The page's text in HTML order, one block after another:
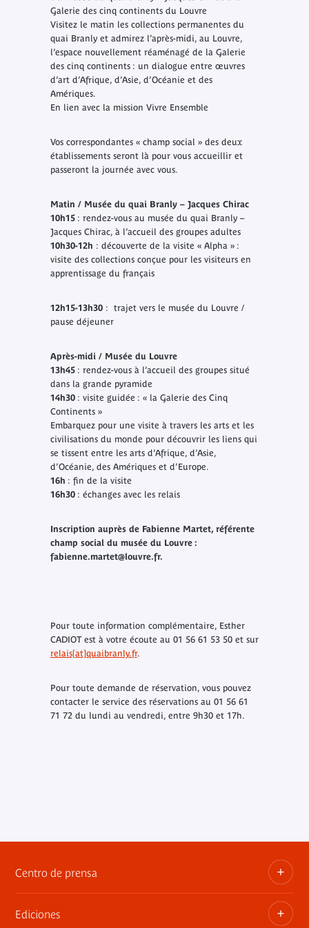
Galerie des cinq continents du Louvre
Visitez le matin les collections permanentes du
quai Branly et admirez l’après-midi, au Louvre,
l’espace nouvellement réaménagé de la Galerie
des cinq continents : un dialogue entre œuvres
d’art d’Afrique, d’Asie, d’Océanie et des
Amériques.
En lien avec la mission Vivre Ensemble
Vos correspondantes « champ social » des deux
établissements seront là pour vous accueillir et
passeront la journée avec vous.
Matin / Musée du quai Branly – Jacques Chirac
10h15: rendez-vous au musée du quai Branly –
Jacques Chirac, à l’accueil des groupes adultes
10h30-12h : découverte de la visite « Alpha » :
visite des collections conçue pour les visiteurs en
apprentissage du français
12h15-13h30 : trajet vers le musée du Louvre /
pause déjeuner
Après-midi / Musée du Louvre
13h45: rendez-vous à l’accueil des groupes situé
dans la grande pyramide
14h30: visite guidée : « la Galerie des Cinq
Continents »
Embarquez pour une visite à travers les arts et les
civilisations du monde pour découvrir les liens qui
se tissent entre les arts d’Afrique, d’Asie,
d’Océanie, des Amériques et d’Europe.
16h : fin de la visite
16h30: échanges avec les relais
Inscription auprès de Fabienne Martet, référente
champ social du musée du Louvre :
fabienne.martet@louvre.fr.
Pour toute information complémentaire, Esther
CADIOT est à votre écoute au 01 56 61 53 50 et sur
relais[at]quaibranly.fr.
Pour toute demande de réservation, vous pouvez
contacter le service des réservations au 01 56 61
71 72 du lundi au vendredi, entre 9h30 et 17h.
Centro de prensa
Dosieres, comunicados de prensa, anuncios de
Ediciones